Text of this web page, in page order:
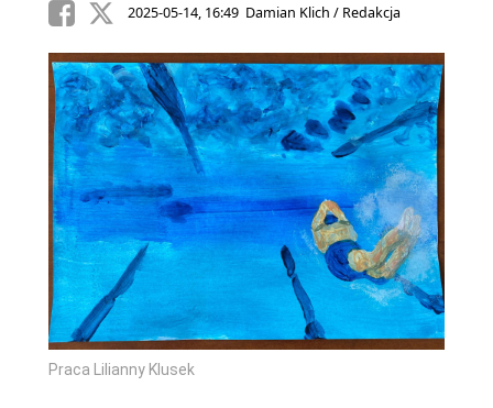
2025-05-14, 16:49 Damian Klich / Redakcja
Praca Lilianny Klusek